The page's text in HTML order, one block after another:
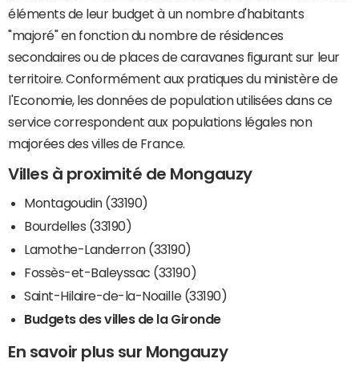
éléments de leur budget à un nombre d'habitants
"majoré" en fonction du nombre de résidences
secondaires ou de places de caravanes figurant sur leur
territoire. Conformément aux pratiques du ministère de
l'Economie, les données de population utilisées dans ce
service correspondent aux populations légales non
majorées des villes de France.
Villes à proximité de Mongauzy
Montagoudin (33190)
Bourdelles (33190)
Lamothe-Landerron (33190)
Fossès-et-Baleyssac (33190)
Saint-Hilaire-de-la-Noaille (33190)
Budgets des villes de la Gironde
En savoir plus sur Mongauzy